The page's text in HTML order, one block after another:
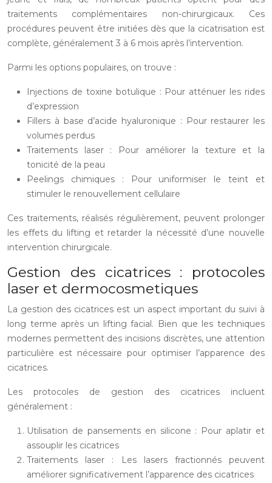
traitements complémentaires non-chirurgicaux. Ces
procédures peuvent être initiées dès que la cicatrisation est
complète, généralement 3 à 6 mois après l’intervention.
Parmi les options populaires, on trouve :
Injections de toxine botulique : Pour atténuer les rides
d’expression
Fillers à base d’acide hyaluronique : Pour restaurer les
volumes perdus
Traitements laser : Pour améliorer la texture et la
tonicité de la peau
Peelings chimiques : Pour uniformiser le teint et
stimuler le renouvellement cellulaire
Ces traitements, réalisés régulièrement, peuvent prolonger
les effets du lifting et retarder la nécessité d’une nouvelle
intervention chirurgicale.
Gestion des cicatrices : protocoles
laser et dermocosmetiques
La gestion des cicatrices est un aspect important du suivi à
long terme après un lifting facial. Bien que les techniques
modernes permettent des incisions discrètes, une attention
particulière est nécessaire pour optimiser l’apparence des
cicatrices.
Les protocoles de gestion des cicatrices incluent
généralement :
Utilisation de pansements en silicone : Pour aplatir et
assouplir les cicatrices
Traitements laser : Les lasers fractionnés peuvent
améliorer significativement l’apparence des cicatrices